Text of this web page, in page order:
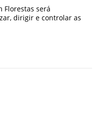
Florestas será
dirigir e controlar as